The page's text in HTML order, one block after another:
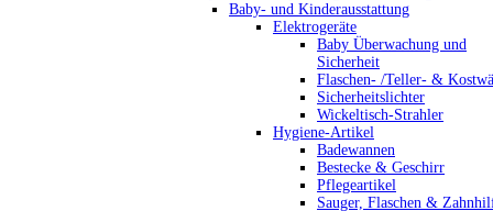
Baby- und Kinderausstattung
Elektrogeräte
Baby Überwachung und
Sicherheit
Flaschen- /Teller- &
Sicherheitslichter
Wickeltisch-Strahler
Hygiene-Artikel
Badewannen
Bestecke & Geschirr
Pflegeartikel
Sauger, Flaschen &